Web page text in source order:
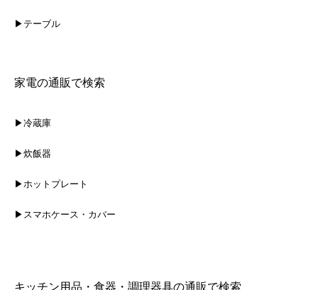
▶テーブル
家電の通販で検索
▶冷蔵庫
▶炊飯器
▶ホットプレート
▶スマホケース・カバー
キッチン用品・食器・調理器具の通販で検索